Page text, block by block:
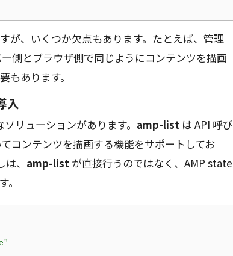
が、いくつか欠点もあります。たとえば、管理
側とブラウザ側で同じようにコンテンツを描画
もあります。
入
リューションがあります。 amp-list は API 呼び
コンテンツを描画する機能をサポートしてお
、 amp-list が直接行うのではなく、AMP state